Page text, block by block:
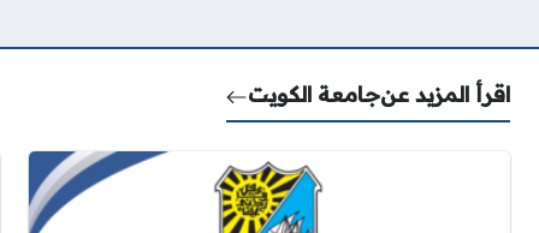
اقرأ المزيد عنجامعة الكويت